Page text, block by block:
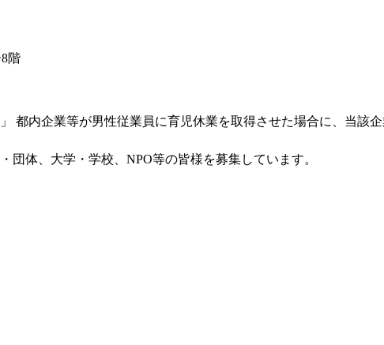
階
都内企業等が男性従業員に育児休業を取得させた場合に、当該
団体、大学・学校、NPO等の皆様を募集しています。